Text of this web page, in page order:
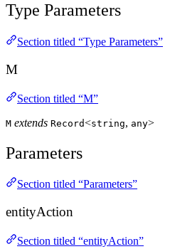
Type Parameters
Section titled “Type Parameters”
M
Section titled “M”
M extends Record<string, any>
Parameters
Section titled “Parameters”
entityAction
Section titled “entityAction”